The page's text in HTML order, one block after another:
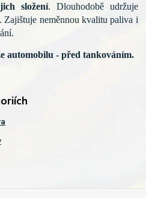
složení. Dlouhodobě udržuje
Zajištuje neměnnou kvalitu paliva i
automobilu - před tankováním.